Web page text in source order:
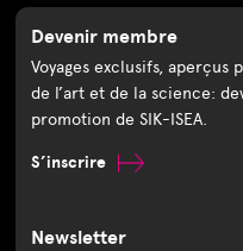
Devenir membre
Voyages exclusifs, aperçus
de l’art et de la science:
promotion de SIK-ISEA.
S’inscrire
Newsletter